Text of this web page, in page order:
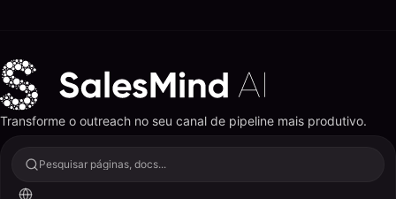
Transforme o outreach no seu canal de pipeline mais produtivo.
Pesquisar páginas, docs...